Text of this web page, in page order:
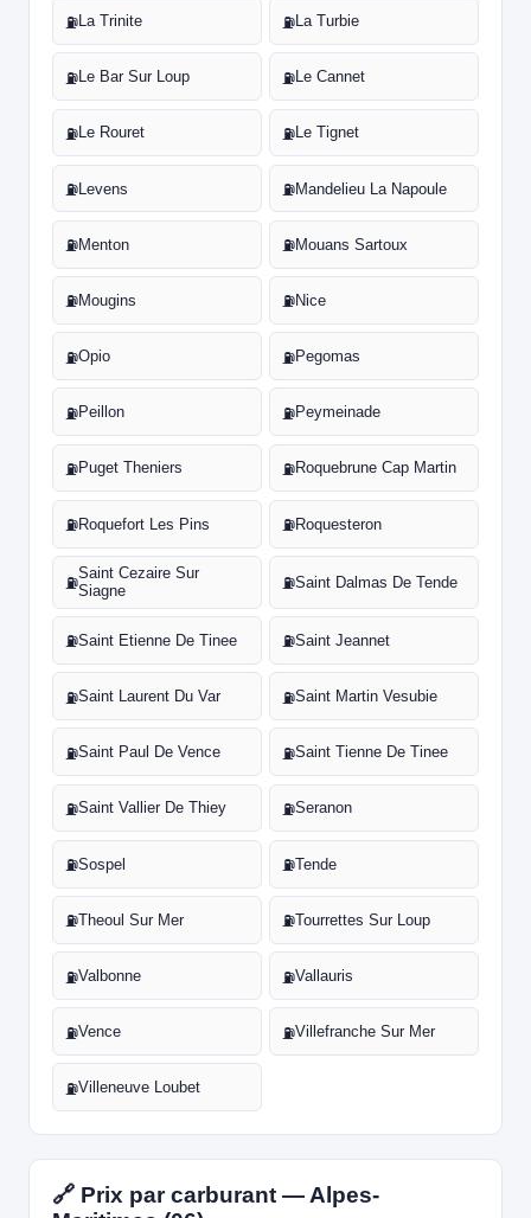
⛽La Trinite ⛽La Turbie
⛽Le Bar Sur Loup ⛽Le Cannet
⛽Le Rouret ⛽Le Tignet
⛽Levens ⛽Mandelieu La Napoule
⛽Menton ⛽Mouans Sartoux
⛽Mougins ⛽Nice
⛽Opio ⛽Pegomas
⛽Peillon ⛽Peymeinade
⛽Puget Theniers ⛽Roquebrune Cap Martin
⛽Roquefort Les Pins ⛽Roquesteron
⛽
Saint Cezaire Sur
Siagne
⛽Saint Dalmas De Tende
⛽Saint Etienne De Tinee ⛽Saint Jeannet
⛽Saint Laurent Du Var ⛽Saint Martin Vesubie
⛽Saint Paul De Vence ⛽Saint Tienne De Tinee
⛽Saint Vallier De Thiey ⛽Seranon
⛽Sospel ⛽Tende
⛽Theoul Sur Mer ⛽Tourrettes Sur Loup
⛽Valbonne ⛽Vallauris
⛽Vence ⛽Villefranche Sur Mer
⛽Villeneuve Loubet
🔗 Prix par carburant — Alpes-